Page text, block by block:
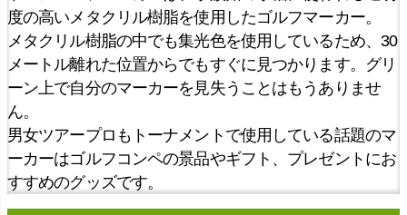
度の高いメタクリル樹脂を使用したゴルフマーカー。
メタクリル樹脂の中でも集光色を使用しているため、30
メートル離れた位置からでもすぐに見つかります。グリ
ーン上で自分のマーカーを見失うことはもうありませ
ん。
男女ツアープロもトーナメントで使用している話題のマ
ーカーはゴルフコンペの景品やギフト、プレゼントにお
すすめのグッズです。